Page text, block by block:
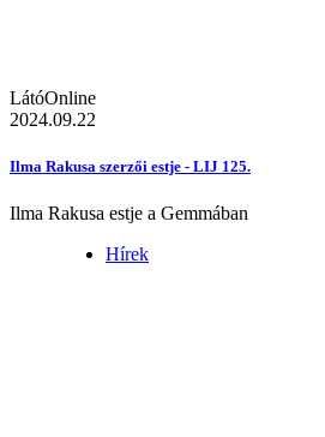
LátóOnline
2024.09.22
Ilma Rakusa szerzői estje - LIJ 125.
Ilma Rakusa estje a Gemmában
Hírek